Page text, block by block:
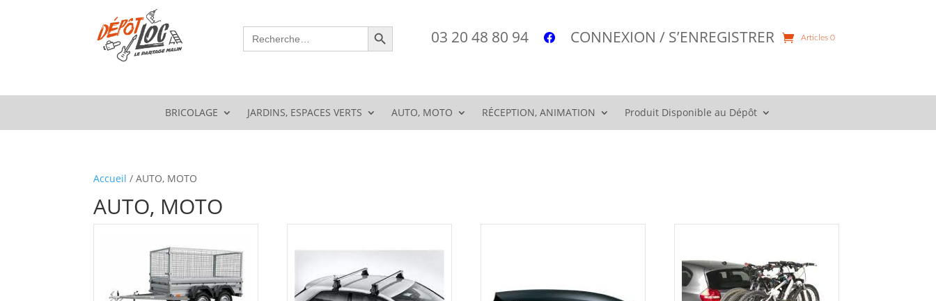
Search
for:
Search Button
03 20 48 80 94 CONNEXION / S’ENREGISTRER Articles 0
BRICOLAGE JARDINS, ESPACES VERTS AUTO, MOTO RÉCEPTION, ANIMATION Produit Disponible au Dépôt
Accueil / AUTO, MOTO
AUTO, MOTO